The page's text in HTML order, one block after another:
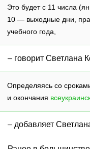
Это будет с 11 числа
10 — выходные дни,
учебного года,
– говорит Светлана
Определяясь со
и окончания
– добавляет